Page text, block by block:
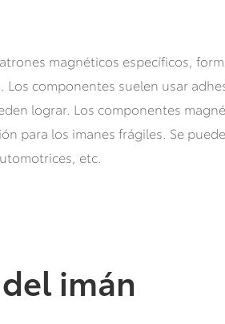
magnéticos específicos,
componentes suelen usar
lograr. Los componentes
para los imanes frágiles. Se
etc.
imán